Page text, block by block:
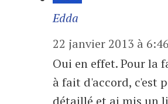
Edda
22 janvier 2013 à
Oui en effet. Pour la
à fait d'accord, c'est
détaillé et ai mis un